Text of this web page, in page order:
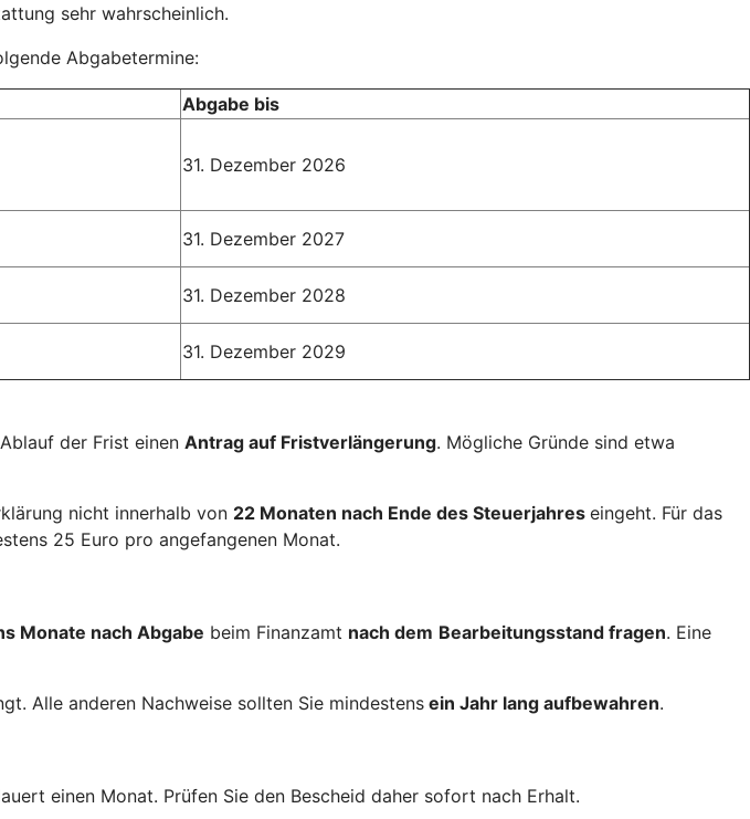
sehr wahrscheinlich.
Abgabetermine:
Abgabe bis
31. Dezember 2026
31. Dezember 2027
31. Dezember 2028
31. Dezember 2029
der Frist einen Antrag auf Fristverlängerung. Mögliche Gründe sind etwa
nicht innerhalb von 22 Monaten nach Ende des Steuerjahres eingeht. Für das
25 Euro pro angefangenen Monat.
Monate nach Abgabe beim Finanzamt nach dem Bearbeitungsstand fragen. Eine
Alle anderen Nachweise sollten Sie mindestens ein Jahr lang aufbewahren.
einen Monat. Prüfen Sie den Bescheid daher sofort nach Erhalt.